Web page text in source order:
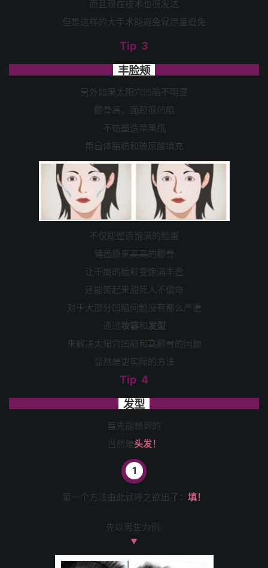
而且现在技术也很发达
但是这样的大手术能避免就尽量避免
Tip 3
丰脸颊
另外如果太阳穴凹陷不明显
颧骨高，面颊很凹陷
不妨塑造苹果肌
用自体脂肪和玻尿酸填充
不仅能塑造饱满的脸蛋
铺盖原来高高的颧骨
让干瘪的脸颊变饱满丰盈
还能笑起来甜死人不偿命
对于大部分凹陷问题没有那么严重
通过妆容和 发型
来解决太阳穴凹陷和高颧骨的问题
显然是更实际的方法
Tip 4
发型
首先能想到的
当然是头发！
1
第一个方法由此就呼之欲出了： 填！
先以男生为例:
▼